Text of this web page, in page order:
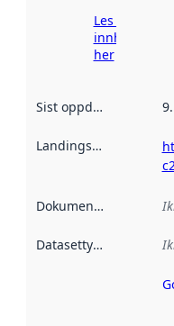
Les meir om
innhenting
her
Sist oppdatert
Landingsside
Dokumentasjon
Datasettype